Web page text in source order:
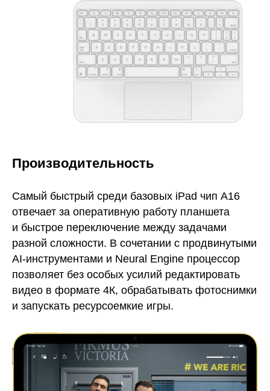
Производительность
Самый быстрый среди базовых iPad чип A16
отвечает за оперативную работу планшета
и быстрое переключение между задачами
разной сложности. В сочетании с продвинутыми
AI-инструментами и Neural Engine процессор
позволяет без особых усилий редактировать
видео в формате 4К, обрабатывать фотоснимки
и запускать ресурсоемкие игры.